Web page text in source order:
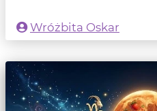
Wróżbita Oskar